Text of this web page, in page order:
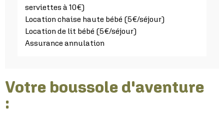
serviettes à 10€)
Location chaise haute bébé (5€/séjour)
Location de lit bébé (5€/séjour)
Assurance annulation
Votre boussole d'aventure
: